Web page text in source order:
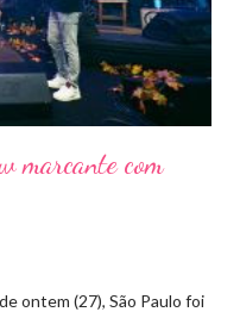
marcante com
ontem (27), São Paulo foi